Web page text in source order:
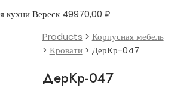
кухни Вереск 49970,00 ₽
Products > Корпусная мебель
> Кровати> ДерКр-047
ДерКр-047